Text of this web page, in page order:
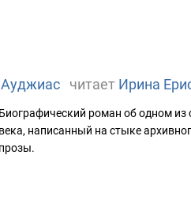
читает Ирина
Биографический роман об одном
века, написанный на стыке
прозы.